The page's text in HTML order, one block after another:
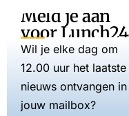
Meld je aan
voor Lunch24
Wil je elke dag om
12.00 uur het laatste
nieuws ontvangen in
jouw mailbox?